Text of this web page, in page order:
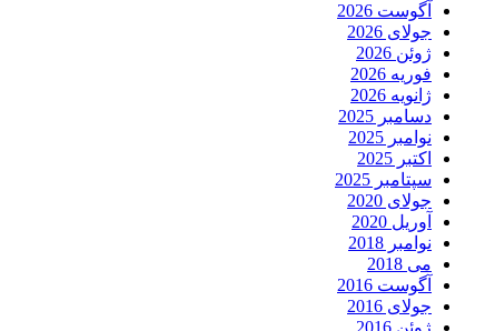
آگوست 2026
جولای 2026
ژوئن 2026
فوریه 2026
ژانویه 2026
دسامبر 2025
نوامبر 2025
اکتبر 2025
سپتامبر 2025
جولای 2020
آوریل 2020
نوامبر 2018
می 2018
آگوست 2016
جولای 2016